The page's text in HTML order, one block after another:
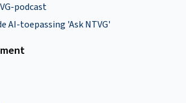
podcast
AI-toepassing 'Ask NTVG'